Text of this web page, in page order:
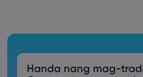
Handa nang mag-